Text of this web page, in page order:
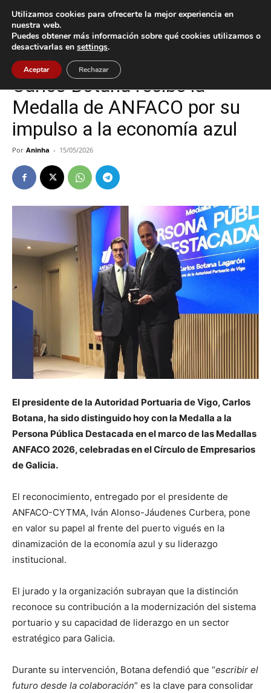
Inicio Cultura / Ocio
Cultura / Ocio Vigo
Carlos Botana recibe la
Medalla de ANFACO por su
impulso a la economía azul
Por Aninha - 15/05/2026
El presidente de la Autoridad Portuaria de Vigo, Carlos
Botana, ha sido distinguido hoy con la Medalla a la
Persona Pública Destacada en el marco de las Medallas
ANFACO 2026, celebradas en el Círculo de Empresarios
de Galicia.
El reconocimiento, entregado por el presidente de
ANFACO-CYTMA, Iván Alonso-Jáudenes Curbera, pone
en valor su papel al frente del puerto vigués en la
dinamización de la economía azul y su liderazgo
institucional.
El jurado y la organización subrayan que la distinción
reconoce su contribución a la modernización del sistema
portuario y su capacidad de liderazgo en un sector
estratégico para Galicia.
Durante su intervención, Botana defendió que “escribir el
futuro desde la colaboración” es la clave para consolidar
Utilizamos cookies para ofrecerte la mejor experiencia en
nuestra web.
Puedes obtener más información sobre qué cookies utilizamos o
desactivarlas en settings.
Aceptar Rechazar